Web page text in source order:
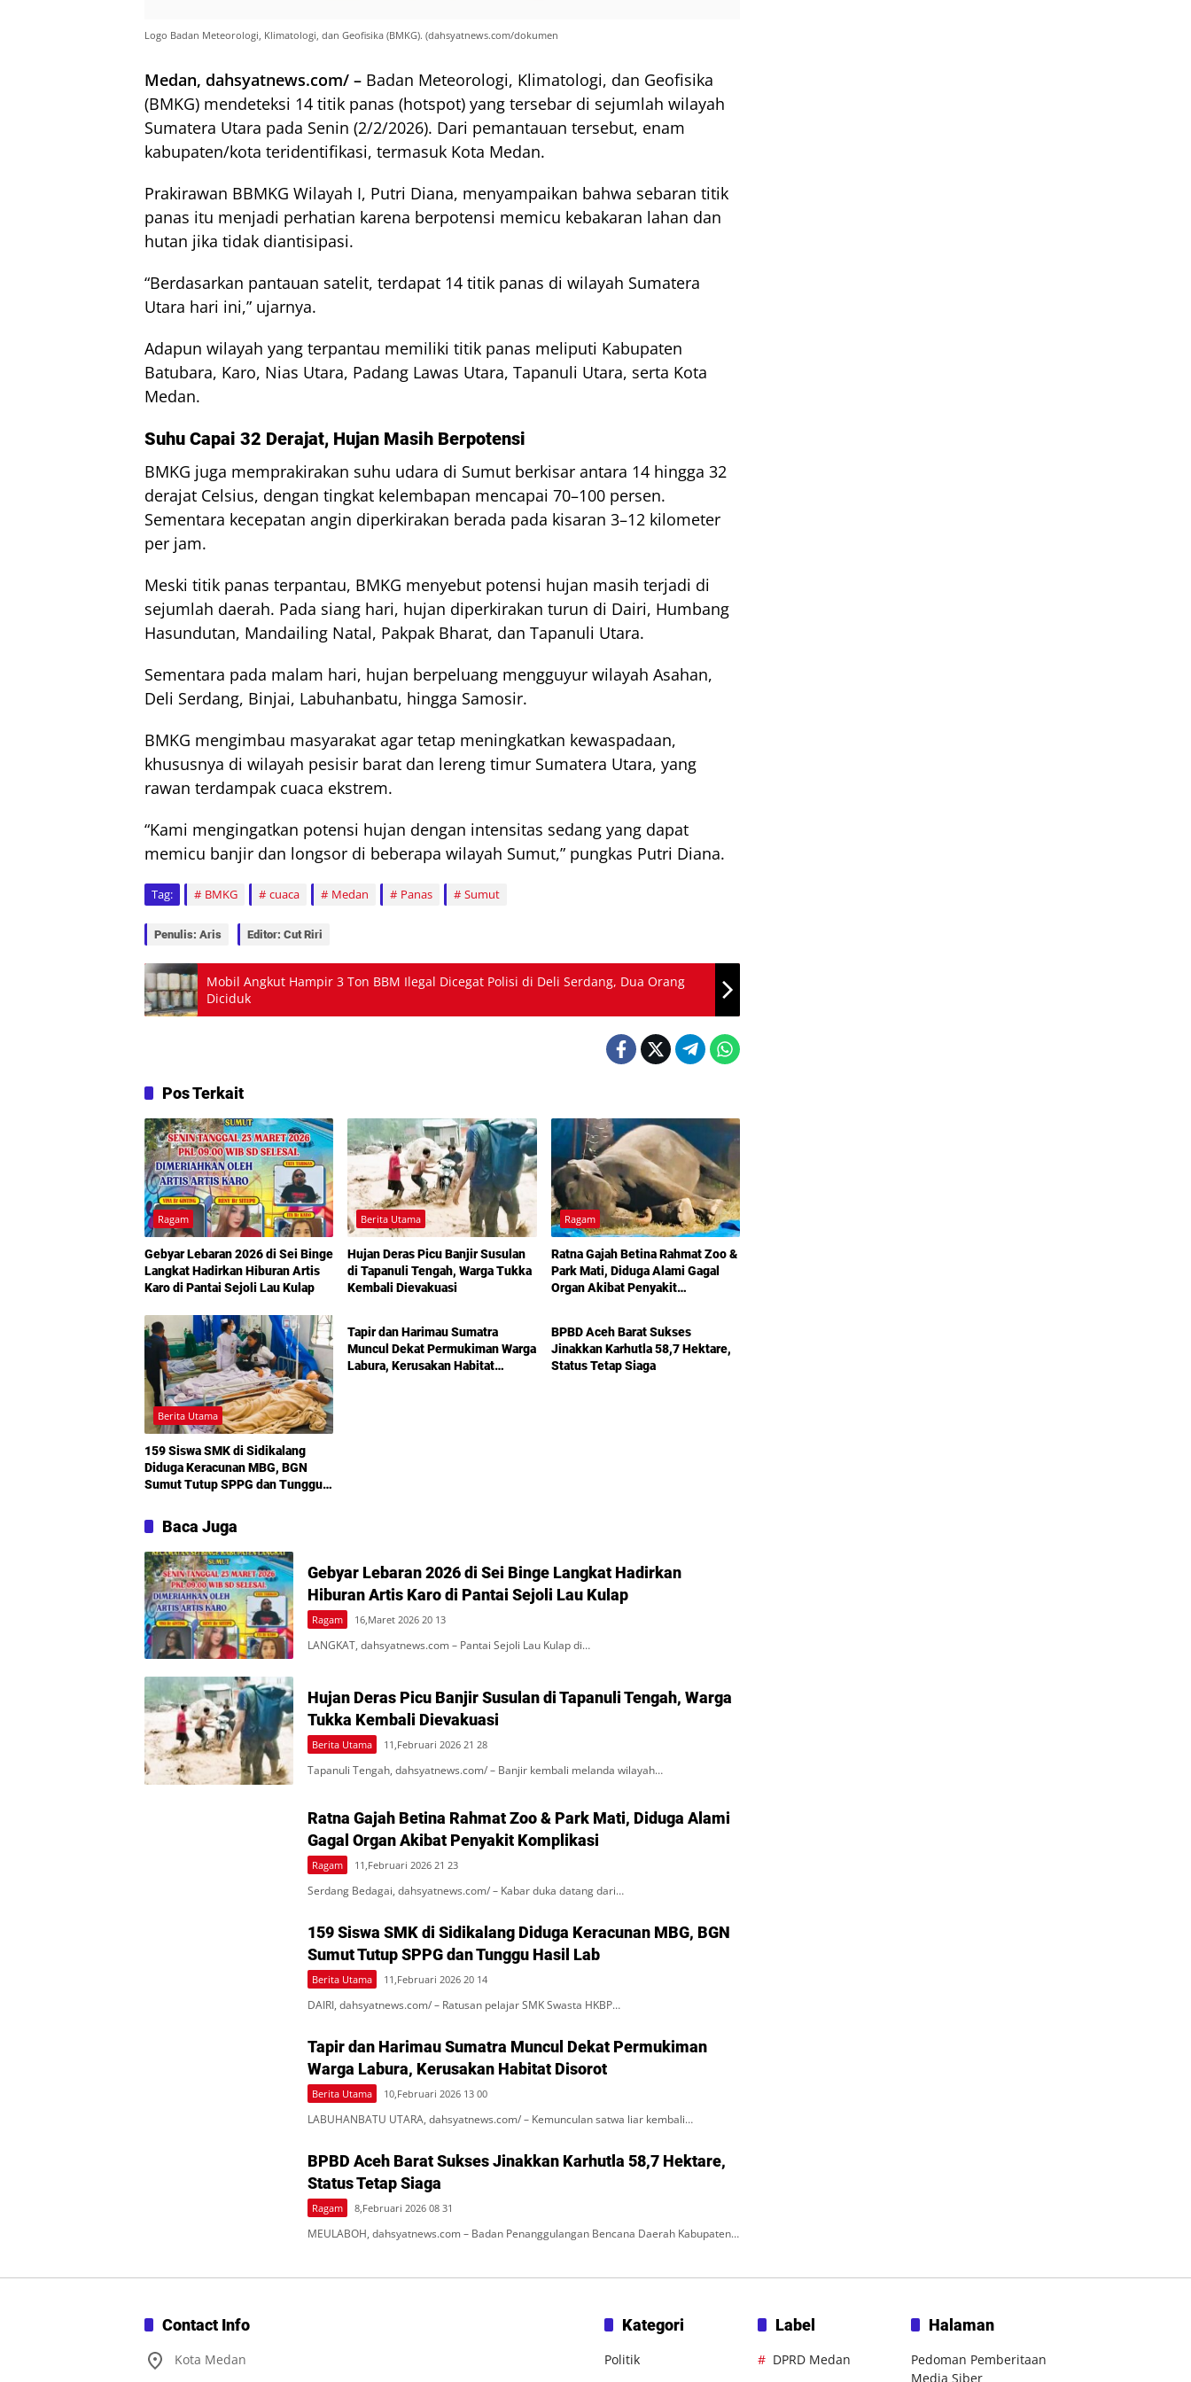
Logo Badan Meteorologi, Klimatologi, dan Geofisika (BMKG). (dahsyatnews.com/dokumen
Medan, dahsyatnews.com/ – Badan Meteorologi, Klimatologi, dan Geofisika
(BMKG) mendeteksi 14 titik panas (hotspot) yang tersebar di sejumlah wilayah
Sumatera Utara pada Senin (2/2/2026). Dari pemantauan tersebut, enam
kabupaten/kota teridentifikasi, termasuk Kota Medan.
Prakirawan BBMKG Wilayah I, Putri Diana, menyampaikan bahwa sebaran titik
panas itu menjadi perhatian karena berpotensi memicu kebakaran lahan dan
hutan jika tidak diantisipasi.
“Berdasarkan pantauan satelit, terdapat 14 titik panas di wilayah Sumatera
Utara hari ini,” ujarnya.
Adapun wilayah yang terpantau memiliki titik panas meliputi Kabupaten
Batubara, Karo, Nias Utara, Padang Lawas Utara, Tapanuli Utara, serta Kota
Medan.
Suhu Capai 32 Derajat, Hujan Masih Berpotensi
BMKG juga memprakirakan suhu udara di Sumut berkisar antara 14 hingga 32
derajat Celsius, dengan tingkat kelembapan mencapai 70–100 persen.
Sementara kecepatan angin diperkirakan berada pada kisaran 3–12 kilometer
per jam.
Meski titik panas terpantau, BMKG menyebut potensi hujan masih terjadi di
sejumlah daerah. Pada siang hari, hujan diperkirakan turun di Dairi, Humbang
Hasundutan, Mandailing Natal, Pakpak Bharat, dan Tapanuli Utara.
Sementara pada malam hari, hujan berpeluang mengguyur wilayah Asahan,
Deli Serdang, Binjai, Labuhanbatu, hingga Samosir.
BMKG mengimbau masyarakat agar tetap meningkatkan kewaspadaan,
khususnya di wilayah pesisir barat dan lereng timur Sumatera Utara, yang
rawan terdampak cuaca ekstrem.
“Kami mengingatkan potensi hujan dengan intensitas sedang yang dapat
memicu banjir dan longsor di beberapa wilayah Sumut,” pungkas Putri Diana.
Tag: BMKG cuaca Medan Panas Sumut
Penulis: Aris Editor: Cut Riri
Mobil Angkut Hampir 3 Ton BBM Ilegal Dicegat Polisi di Deli Serdang, Dua Orang
Diciduk
Pos Terkait
Ragam
Gebyar Lebaran 2026 di Sei Binge
Langkat Hadirkan Hiburan Artis
Karo di Pantai Sejoli Lau Kulap
Berita Utama
Hujan Deras Picu Banjir Susulan
di Tapanuli Tengah, Warga Tukka
Kembali Dievakuasi
Ragam
Ratna Gajah Betina Rahmat Zoo &
Park Mati, Diduga Alami Gagal
Organ Akibat Penyakit
Berita Utama
159 Siswa SMK di Sidikalang
Diduga Keracunan MBG, BGN
Sumut Tutup SPPG dan Tunggu
Tapir dan Harimau Sumatra
Muncul Dekat Permukiman Warga
Labura, Kerusakan Habitat
Ragam
BPBD Aceh Barat Sukses
Jinakkan Karhutla 58,7 Hektare,
Status Tetap Siaga
Baca Juga
Gebyar Lebaran 2026 di Sei Binge Langkat Hadirkan
Hiburan Artis Karo di Pantai Sejoli Lau Kulap
Ragam 16,Maret 2026 20 13
LANGKAT, dahsyatnews.com – Pantai Sejoli Lau Kulap di…
Hujan Deras Picu Banjir Susulan di Tapanuli Tengah, Warga
Tukka Kembali Dievakuasi
Berita Utama 11,Februari 2026 21 28
Tapanuli Tengah, dahsyatnews.com/ – Banjir kembali melanda wilayah…
Ratna Gajah Betina Rahmat Zoo & Park Mati, Diduga Alami
Gagal Organ Akibat Penyakit Komplikasi
Ragam 11,Februari 2026 21 23
Serdang Bedagai, dahsyatnews.com/ – Kabar duka datang dari…
159 Siswa SMK di Sidikalang Diduga Keracunan MBG, BGN
Sumut Tutup SPPG dan Tunggu Hasil Lab
Berita Utama 11,Februari 2026 20 14
DAIRI, dahsyatnews.com/ – Ratusan pelajar SMK Swasta HKBP…
Tapir dan Harimau Sumatra Muncul Dekat Permukiman
Warga Labura, Kerusakan Habitat Disorot
Berita Utama 10,Februari 2026 13 00
LABUHANBATU UTARA, dahsyatnews.com/ – Kemunculan satwa liar kembali…
BPBD Aceh Barat Sukses Jinakkan Karhutla 58,7 Hektare,
Status Tetap Siaga
Ragam 8,Februari 2026 08 31
MEULABOH, dahsyatnews.com – Badan Penanggulangan Bencana Daerah Kabupaten…
Contact Info
Kota Medan
Kategori
Politik
Label
DPRD Medan
Halaman
Pedoman Pemberitaan
Media Siber